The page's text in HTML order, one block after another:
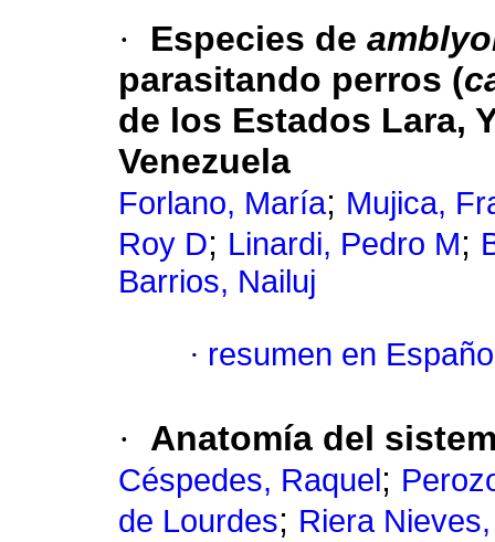
· Especies de
parasitando perros (
de los Estados Lara,
Venezuela
Forlano, María; Mujica,
Roy D; Linardi, Pedro M;
Barrios, Nailuj
· resumen en
· Anatomía del
Céspedes, Raquel ;
de Lourdes; Riera